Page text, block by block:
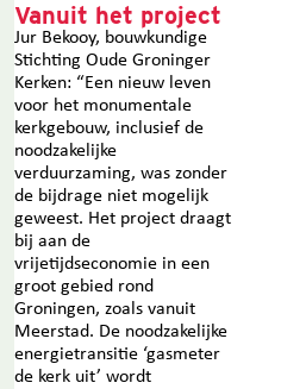
Vanuit het project
Jur Bekooy, bouwkundige
Stichting Oude Groninger
Kerken: “Een nieuw leven
voor het monumentale
kerkgebouw, inclusief de
noodzakelijke
verduurzaming, was zonder
de bijdrage niet mogelijk
geweest. Het project draagt
bij aan de
vrijetijdseconomie in een
groot gebied rond
Groningen, zoals vanuit
Meerstad. De noodzakelijke
energietransitie ‘gasmeter
de kerk uit’ wordt